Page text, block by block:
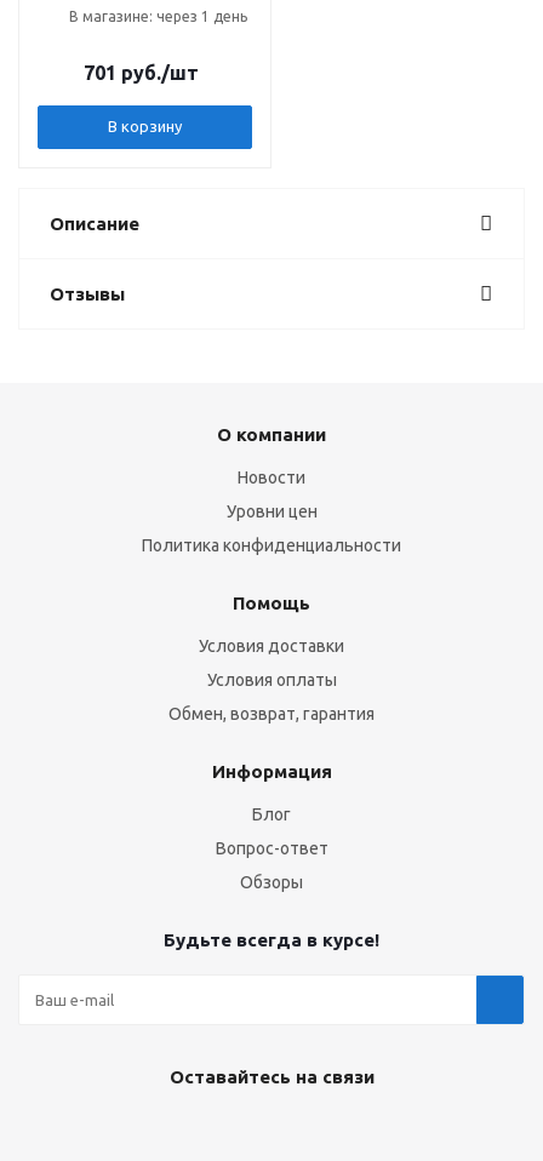
В магазине: через 1 день
701 руб./шт
В корзину
Описание
Отзывы
О компании
Новости
Уровни цен
Политика конфиденциальности
Помощь
Условия доставки
Условия оплаты
Обмен, возврат, гарантия
Информация
Блог
Вопрос-ответ
Обзоры
Будьте всегда в курсе!
Оставайтесь на связи